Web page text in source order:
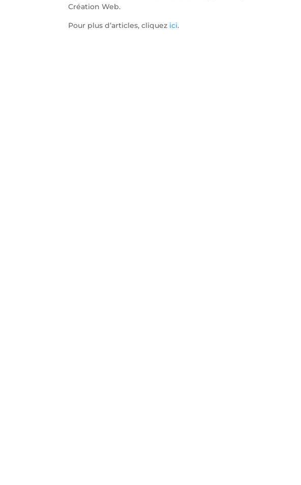
Création Web.
Pour plus d’articles, cliquez ici.